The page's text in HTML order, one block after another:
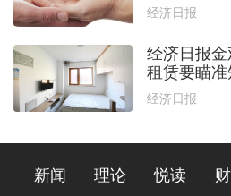
经济日报
经济日报
租赁要瞄准
经济日报
新闻 理论 悦读